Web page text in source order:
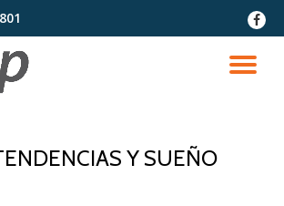
fa-
Y SUEÑO